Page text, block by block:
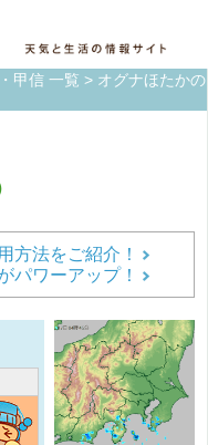
甲信 一覧 > オグナほたかの
方法をご紹介！
パワーアップ！